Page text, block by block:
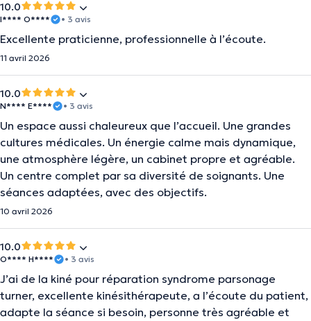
10.0
I**** O**** • 3 avis
Excellente praticienne, professionnelle à l’écoute.
11 avril 2026
10.0
N**** E**** • 3 avis
Un espace aussi chaleureux que l’accueil. Une grandes
cultures médicales. Un énergie calme mais dynamique,
une atmosphère légère, un cabinet propre et agréable.
Un centre complet par sa diversité de soignants. Une
séances adaptées, avec des objectifs.
10 avril 2026
10.0
O**** H**** • 3 avis
J’ai de la kiné pour réparation syndrome parsonage
turner, excellente kinésithérapeute, a l’écoute du patient,
adapte la séance si besoin, personne très agréable et